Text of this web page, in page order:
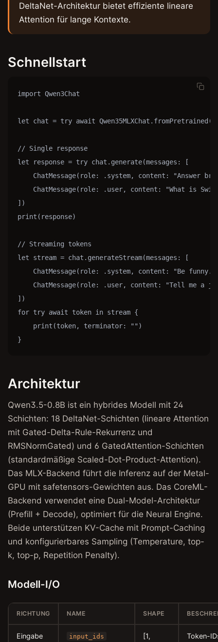
DeltaNet-Architektur bietet effiziente lineare
Attention für lange Kontexte.
Schnellstart
import Qwen3Chat
let chat = try await Qwen35MLXChat.fromPretrained()
// Single response
let response = try chat.generate(messages: [
ChatMessage(role: .system, content: "Answer
ChatMessage(role: .user, content: "What is
])
print(response)
// Streaming tokens
let stream = chat.generateStream(messages: [
ChatMessage(role: .system, content: "Be
ChatMessage(role: .user, content: "Tell me a
])
for try await token in stream {
    print(token, terminator: "")
}
Architektur
Qwen3.5-0.8B ist ein hybrides Modell mit 24
Schichten: 18 DeltaNet-Schichten (lineare Attention
mit Gated-Delta-Rule-Rekurrenz und
RMSNormGated) und 6 GatedAttention-Schichten
(standardmäßige Scaled-Dot-Product-Attention).
Das MLX-Backend führt die Inferenz auf der Metal-
GPU mit safetensors-Gewichten aus. Das CoreML-
Backend verwendet eine Dual-Model-Architektur
(Prefill + Decode), optimiert für die Neural Engine.
Beide unterstützen KV-Cache mit Prompt-Caching
und konfigurierbares Sampling (Temperature, top-
k, top-p, Repetition Penalty).
Modell-I/O
RICHTUNG NAME SHAPE
Eingabe input_ids
[1,
Token-